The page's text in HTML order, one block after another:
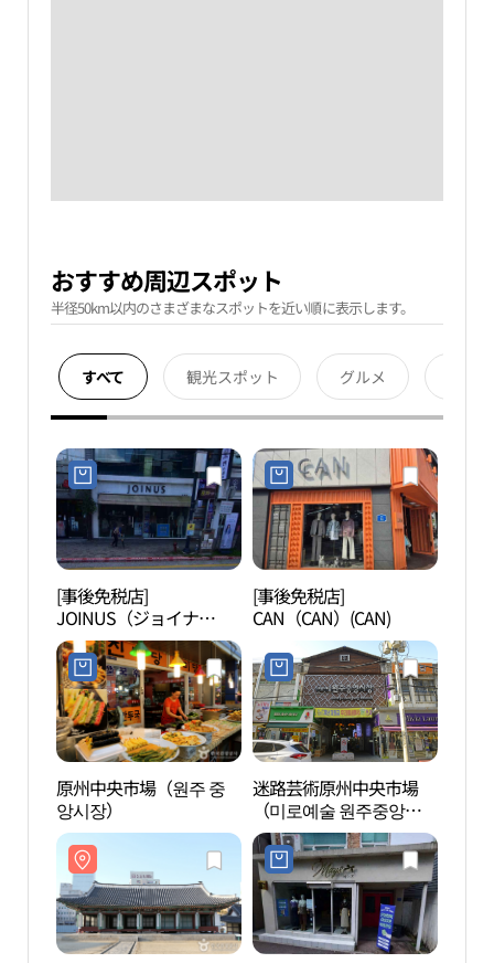
おすすめ周辺スポット
半径50km以内のさまざまなスポットを近い順に表示します。
すべて 観光スポット グルメ
[事後免税店]
JOINUS（ジョイナ
ス）・ウォンジュ（原
州）店(조이너스 원주점)
[事後免税店]
CAN（CAN）(CAN)
原州中央市場（원주 중
앙시장）
迷路芸術原州中央市場
（미로예술 원주중앙시
장）